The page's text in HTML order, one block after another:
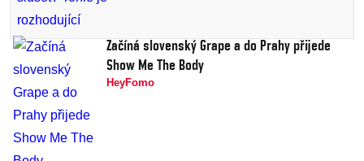
Začíná slovenský Grape a do Prahy přijede
Show Me The Body
HeyFomo